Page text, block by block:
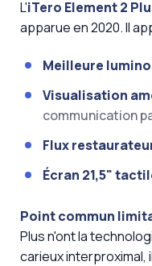
L'iTero Element 2
apparue en 2020. Il
Meilleure
Visualisation
communication
Flux
Écran 21,5"
Point commun
Plus n'ont la
carieux interproximal,